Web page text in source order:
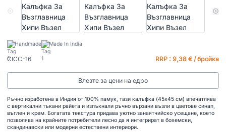
Handmade Made In India
CICC-16 RRP : 9,38 € / бройка
Влезте за цени на едро
Ръчно изработена в Индия от 100% памук, тази калъфка (45x45 см) впечатлява
с вертикални тъкани райета и изпъкнали ръчно вързани възли в цветове синап,
въглен и крем. Богатата текстура придава уютно занаятчийско усещане, което
позволява на крайните потребители лесно да я интегрират в бохемски,
скандинавски или модерни естествени интериори.